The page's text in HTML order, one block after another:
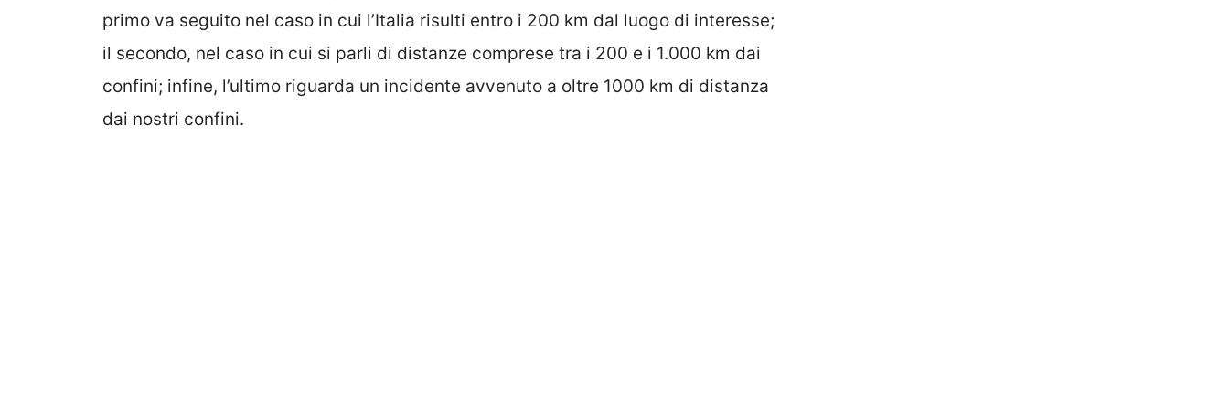
primo va seguito nel caso in cui l’Italia risulti entro i 200 km dal luogo di interesse;
il secondo, nel caso in cui si parli di distanze comprese tra i 200 e i 1.000 km dai
confini; infine, l’ultimo riguarda un incidente avvenuto a oltre 1000 km di distanza
dai nostri confini.